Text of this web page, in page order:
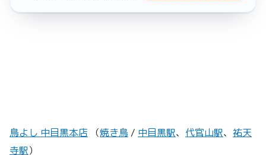
鳥よし 中目黒本店 （焼き鳥 / 中目黒駅、 代官山駅、 祐天
寺駅）